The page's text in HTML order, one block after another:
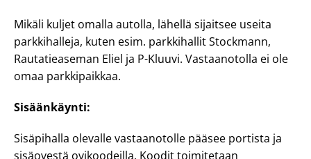
Mikäli kuljet omalla autolla, lähellä sijaitsee useita
parkkihalleja, kuten esim. parkkihallit Stockmann,
Rautatieaseman Eliel ja P-Kluuvi. Vastaanotolla ei ole
omaa parkkipaikkaa.
Sisäänkäynti:
Sisäpihalla olevalle vastaanotolle pääsee portista ja
sisäovestä ovikoodeilla. Koodit toimitetaan